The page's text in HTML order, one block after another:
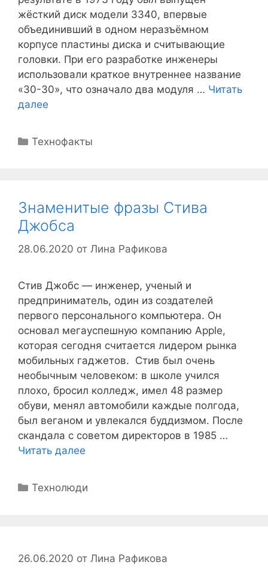
жёсткий диск модели 3340, впервые
объединивший в одном неразъёмном
корпусе пластины диска и считывающие
головки. При его разработке инженеры
использовали краткое внутреннее название
«30-30», что означало два модуля … Читать
далее
Рубрики
Технофакты
Знаменитые фразы Стива
Джобса
28.06.2020 от Лина Рафикова
Стив Джобс — инженер, ученый и
предприниматель, один из создателей
первого персонального компьютера. Он
основал мегауспешную компанию Apple,
которая сегодня считается лидером рынка
мобильных гаджетов. Стив был очень
необычным человеком: в школе учился
плохо, бросил колледж, имел 48 размер
обуви, менял автомобили каждые полгода,
был веганом и увлекался буддизмом. После
скандала с советом директоров в 1985 …
Читать далее
Рубрики
Технолюди
26.06.2020 от Лина Рафикова